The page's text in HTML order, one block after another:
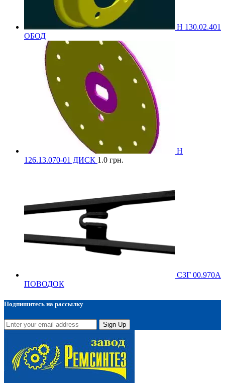
Н 130.02.401
ОБОД
Н
126.13.070-01 ДИСК 1.0 грн.
СЗГ 00.970А
ПОВОДОК
Подпишитесь на рассылку
Sign Up